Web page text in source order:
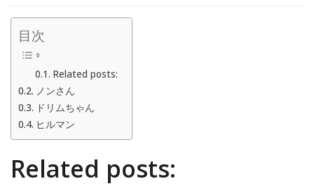
目次
Related posts:
ノンさん
ドリムちゃん
ヒルマン
Related posts: